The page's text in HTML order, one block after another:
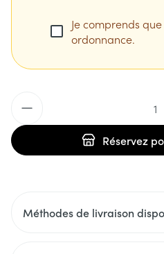
Je comprends
ordonnance.
Réservez
Méthodes de livraison